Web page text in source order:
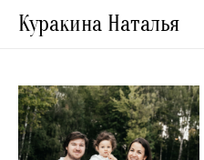
Куракина Наталья